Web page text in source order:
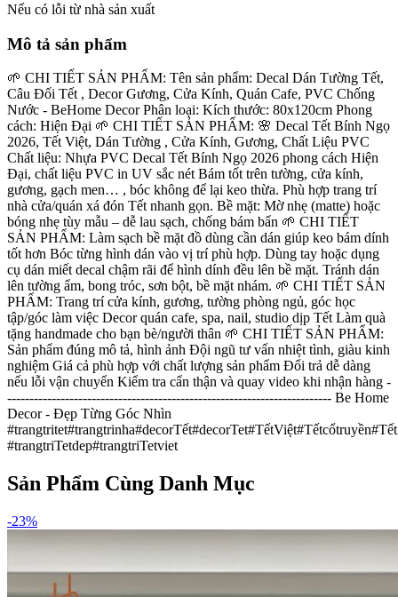
Nếu có lỗi từ nhà sản xuất
Mô tả sản phẩm
🌱 CHI TIẾT SẢN PHẨM: Tên sản phẩm: Decal Dán Tường Tết,
Câu Đối Tết , Decor Gương, Cửa Kính, Quán Cafe, PVC Chống
Nước - BeHome Decor Phân loại: Kích thước: 80x120cm Phong
cách: Hiện Đại 🌱 CHI TIẾT SẢN PHẨM: 🌸 Decal Tết Bính Ngọ
2026, Tết Việt, Dán Tường , Cửa Kính, Gương, Chất Liệu PVC
Chất liệu: Nhựa PVC Decal Tết Bính Ngọ 2026 phong cách Hiện
Đại, chất liệu PVC in UV sắc nét Bám tốt trên tường, cửa kính,
gương, gạch men… , bóc không để lại keo thừa. Phù hợp trang trí
nhà cửa/quán xá đón Tết nhanh gọn. Bề mặt: Mờ nhẹ (matte) hoặc
bóng nhẹ tùy mẫu – dễ lau sạch, chống bám bẩn 🌱 CHI TIẾT
SẢN PHẨM: Làm sạch bề mặt đồ dùng cần dán giúp keo bám dính
tốt hơn Bóc từng hình dán vào vị trí phù hợp. Dùng tay hoặc dụng
cụ dán miết decal chậm rãi để hình dính đều lên bề mặt. Tránh dán
lên tường ẩm, bong tróc, sơn bột, bề mặt nhám. 🌱 CHI TIẾT SẢN
PHẨM: Trang trí cửa kính, gương, tường phòng ngủ, góc học
tập/góc làm việc Decor quán cafe, spa, nail, studio dịp Tết Làm quà
tặng handmade cho bạn bè/người thân 🌱 CHI TIẾT SẢN PHẨM:
Sản phẩm đúng mô tả, hình ảnh Đội ngũ tư vấn nhiệt tình, giàu kinh
nghiệm Giá cả phù hợp với chất lượng sản phẩm Đổi trả dễ dàng
nếu lỗi vận chuyển Kiểm tra cẩn thận và quay video khi nhận hàng -
------------------------------------------------------------------------- Be Home
Decor - Đẹp Từng Góc Nhìn​
#trangtriTetdep#trangtriTetviet
Sản Phẩm Cùng Danh Mục
-23%